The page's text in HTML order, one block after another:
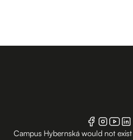
Campus Hybernská would not